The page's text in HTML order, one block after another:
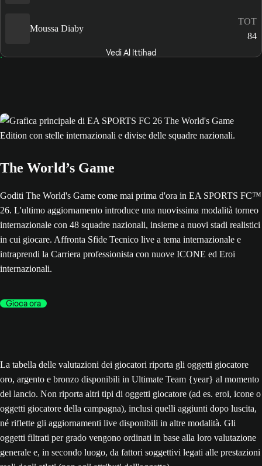
Moussa Diaby
TOT
84
Vedi Al Ittihad
The World’s Game
Goditi The World's Game come mai prima d'ora in EA SPORTS FC™
26. L'ultimo aggiornamento introduce una nuovissima modalità torneo
internazionale con 48 squadre nazionali, insieme a nuovi stadi realistici
in cui giocare. Affronta Sfide Tecnico live a tema internazionale e
intraprendi la Carriera professionista con nuove ICONE ed Eroi
internazionali.
Gioca ora
La tabella delle valutazioni dei giocatori riporta gli oggetti giocatore
oro, argento e bronzo disponibili in Ultimate Team {year} al momento
del lancio. Non riporta altri tipi di oggetti giocatore (ad es. eroi, icone o
oggetti giocatore della campagna), inclusi quelli aggiunti dopo luscita,
né riflette gli aggiornamenti live disponibili in altre modalità. Gli
oggetti filtrati per grado vengono ordinati in base alla loro valutazione
generale e, in secondo luogo, da fattori soggettivi legati alle prestazioni